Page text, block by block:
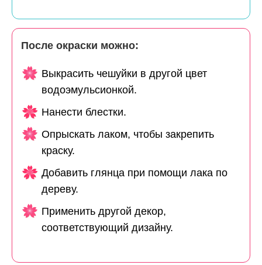
После окраски можно:
Выкрасить чешуйки в другой цвет
водоэмульсионкой.
Нанести блестки.
Опрыскать лаком, чтобы закрепить
краску.
Добавить глянца при помощи лака по
дереву.
Применить другой декор,
соответствующий дизайну.